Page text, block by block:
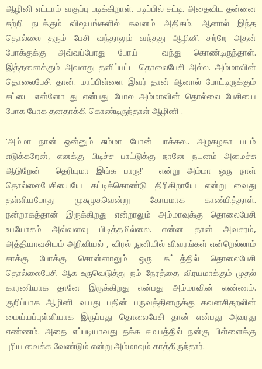
ஆழினி எட்டாம் வகுப்பு படிக்கிறாள். படிப்பில் சுட்டி. அதைவிட தன்னை
சுற்றி நடக்கும் விஷயங்களில் கவனம் அதிகம். ஆனால் இந்த
தொல்லை தரும் பேசி வந்தாலும் வந்தது ஆழினி சற்றே அதன்
போக்குக்கு அவ்வப்போது போய் வந்து கொண்டிருந்தாள்.
இத்தனைக்கும் அவளது தனிப்பட்ட தொலைபேசி அல்ல. அம்மாவின்
தொலைபேசி தான். மாப்பிள்ளை இவர் தான் ஆனால் போட்டிருக்கும்
சட்டை என்னோடது என்பது போல அம்மாவின் தொல்லை பேசியை
போக போக தனதாக்கி கொண்டிருந்தாள் ஆழினி .
‘அம்மா நான் ஒன்னும் சும்மா போன் பாக்கல.. அழகழகா படம்
எடுக்கறேன், எனக்கு பிடிச்ச பாட்டுக்கு நானே நடனம் அமைச்சு
ஆடுறேன் தெரியுமா இங்க பாரு!’ என்று அம்மா ஒரு நாள்
தொல்லைபேசியையே கட்டிக்கொண்டு திரிகிறாயே என்று வைது
தள்ளியபோது முசுமுசுவென்று கோபமாக காண்பித்தாள்.
நன்றாகத்தான் இருக்கிறது என்றாலும் அம்மாவுக்கு தொலைபேசி
உபயோகம் அவ்வளவு பிடித்தமில்லை. என்ன தான் அவசரம்,
அத்தியாவசியம் அறிவியல் , விரல் நுனியில் விவரங்கள் என்றெல்லாம்
சாக்கு போக்கு சொன்னாலும் ஒரு கட்டத்தில் தொலைபேசி
தொல்லைபேசி ஆக உருவெடுத்து நம் நேரத்தை விரயமாக்கும் முதல்
காரணியாக தானே இருக்கிறது என்பது அம்மாவின் எண்ணம்.
குறிப்பாக ஆழினி வயது பதின் பருவத்தினருக்கு கவனசிதறலின்
மைய்யப்புள்ளியாக இருப்பது தொலைபேசி தான் என்பது அவரது
எண்ணம். அதை எப்படியாவது தக்க சமயத்தில் நன்கு பிள்ளைக்கு
புரிய வைக்க வேண்டும் என்று அம்மாவும் காத்திருந்தார்.